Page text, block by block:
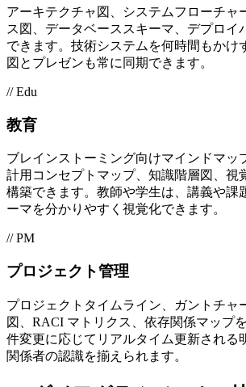
アーキテクチャ図、システムフローチャ
ス図、データベーススキーマ、デプロイ
できます。技術システムを何時間もかけ
図とプレゼンも常に同期できます。
// Edu
教育
ブレインストーミング向けマインドマッ
計用コンセプトマップ、知識階層図、視
構築できます。教師や学生は、講義や課
ーマを分かりやすく視覚化できます。
// PM
プロジェクト管理
プロジェクトタイムライン、ガントチャ
図、RACI マトリクス、依存関係マップ
件変更に応じてリアルタイム更新される
関係者の認識を揃えられます。